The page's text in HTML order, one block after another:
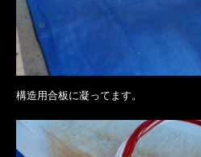
構造用合板に凝ってます。